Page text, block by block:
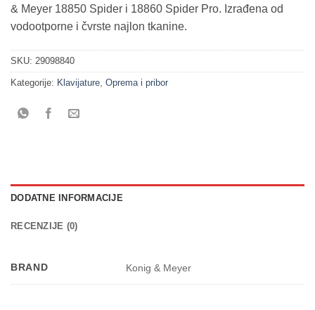
& Meyer 18850 Spider i 18860 Spider Pro. Izrađena od
vodootporne i čvrste najlon tkanine.
SKU: 29098840
Kategorije: Klavijature, Oprema i pribor
DODATNE INFORMACIJE
RECENZIJE (0)
BRAND Konig & Meyer